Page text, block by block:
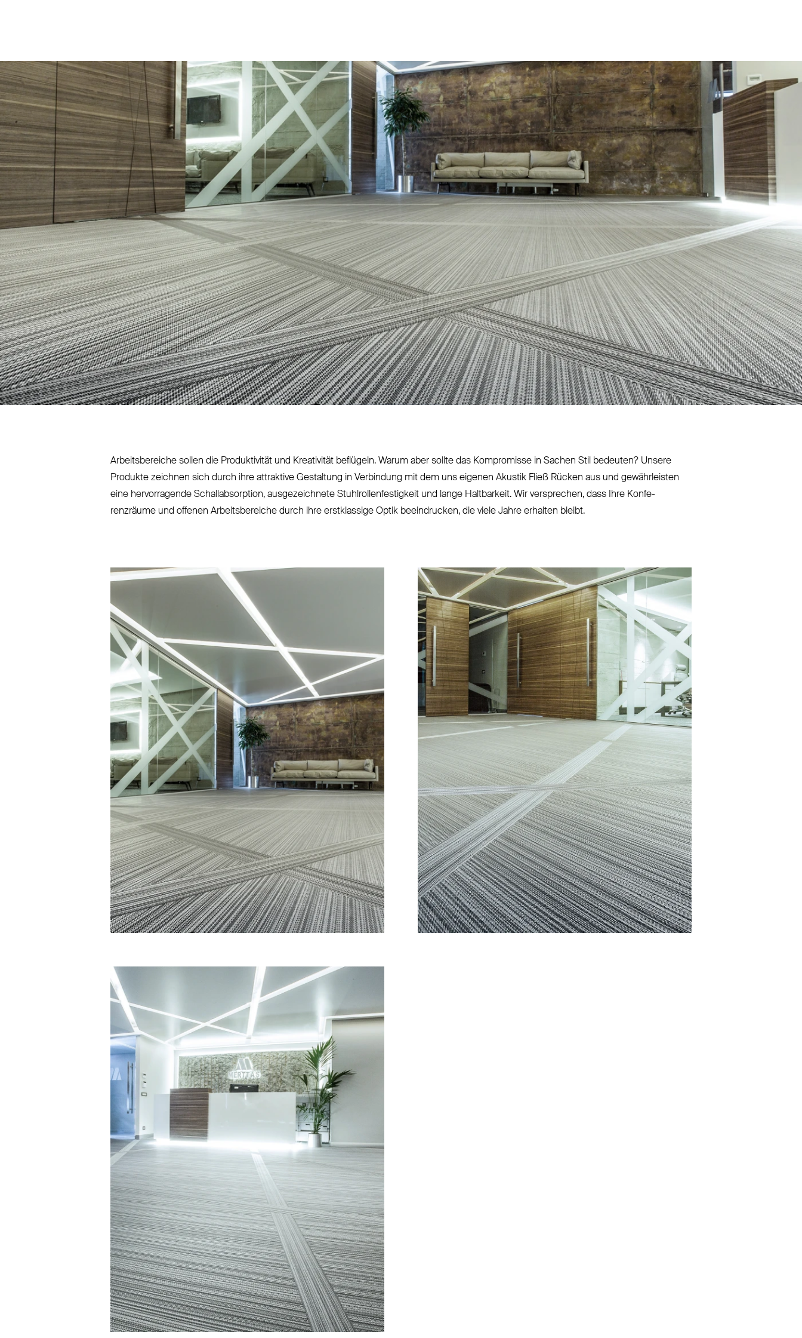
Arbeits­bereiche sollen die Pro­duk­tivität und Krea­tivität beflügeln. Warum aber sollte das Kom­promisse in Sachen Stil bedeuten? Unsere
Produkte zeichnen sich durch ihre attraktive Gestaltung in Ver­bindung mit dem uns eigenen Akustik Fließ Rücken aus und gewähr­leisten
eine her­vor­ragende Schall­ab­sorption, aus­ge­zeichnete Stuhl­rol­len­fes­tigkeit und lange Halt­barkeit. Wir ver­sprechen, dass Ihre Kon­fe­
renzräume und offenen Arbeits­bereiche durch ihre erst­klassige Optik beein­drucken, die viele Jahre erhalten bleibt.